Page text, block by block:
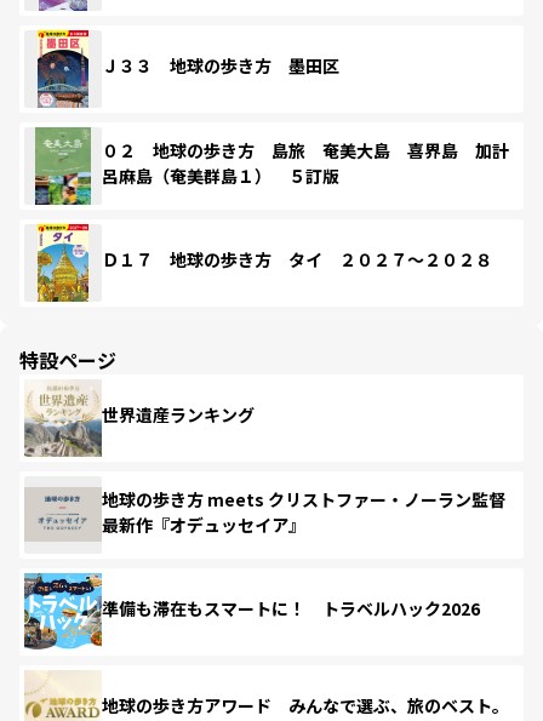
Ｊ３３ 地球の歩き方 墨田区
０２ 地球の歩き方 島旅 奄美大島 喜界島 加計
呂麻島（奄美群島１） ５訂版
Ｄ１７ 地球の歩き方 タイ ２０２７～２０２８
特設ページ
世界遺産ランキング
地球の歩き方 meets クリストファー・ノーラン監督
最新作『オデュッセイア』
準備も滞在もスマートに！ トラベルハック2026
地球の歩き方アワード みんなで選ぶ、旅のベスト。